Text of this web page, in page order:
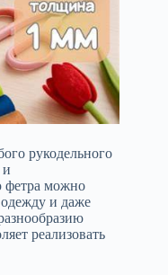
рукодельного
и
фетра можно
и даже
реализовать